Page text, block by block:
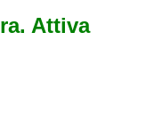
Attiva